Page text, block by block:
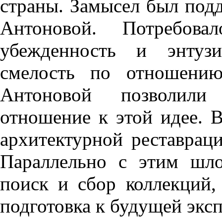
страны. Замысел был
Антоновой.
убежденность и
смелость по
Антоновой позволили
отношение к этой идее.
архитектурной
Параллельно с этим
поиск и сбор коллекций,
подготовка к будущей